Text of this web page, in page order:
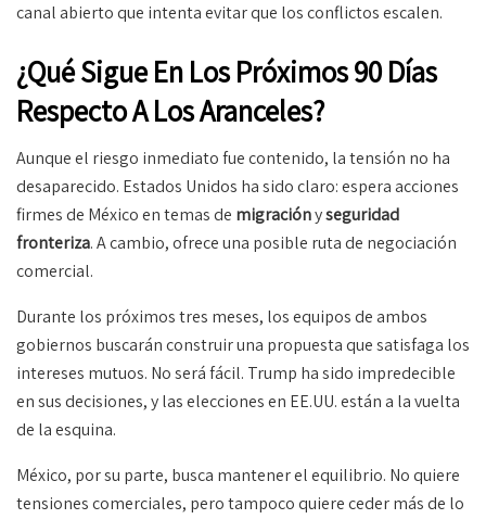
canal abierto que intenta evitar que los conflictos escalen.
¿Qué Sigue En Los Próximos 90 Días
Respecto A Los Aranceles?
Aunque el riesgo inmediato fue contenido, la tensión no ha
desaparecido. Estados Unidos ha sido claro: espera acciones
firmes de México en temas de migraciónyseguridad
fronteriza. A cambio, ofrece una posible ruta de negociación
comercial.
Durante los próximos tres meses, los equipos de ambos
gobiernos buscarán construir una propuesta que satisfaga los
intereses mutuos. No será fácil. Trump ha sido impredecible
en sus decisiones, y las elecciones en EE.UU. están a la vuelta
de la esquina.
México, por su parte, busca mantener el equilibrio. No quiere
tensiones comerciales, pero tampoco quiere ceder más de lo